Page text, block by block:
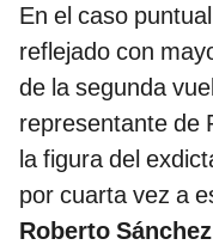
En el caso
reflejado con
de la segunda
representante de
la figura del
por cuarta vez a
Roberto Sánchez